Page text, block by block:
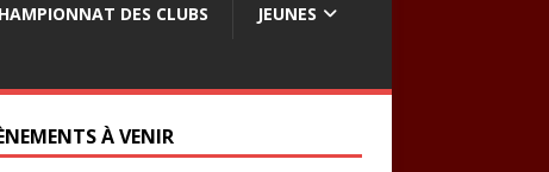
DES CLUBS JEUNES
À VENIR